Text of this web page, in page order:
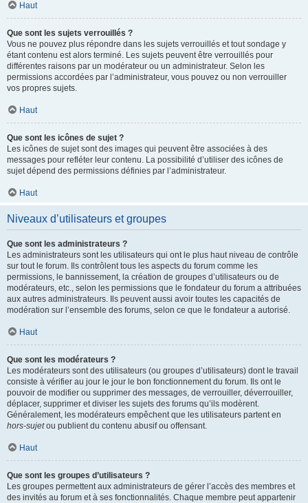
Haut
Que sont les sujets verrouillés ?
Vous ne pouvez plus répondre dans les sujets verrouillés et tout sondage y
étant contenu est alors terminé. Les sujets peuvent être verrouillés pour
différentes raisons par un modérateur ou un administrateur. Selon les
permissions accordées par l’administrateur, vous pouvez ou non verrouiller
vos propres sujets.
Haut
Que sont les icônes de sujet ?
Les icônes de sujet sont des images qui peuvent être associées à des
messages pour refléter leur contenu. La possibilité d’utiliser des icônes de
sujet dépend des permissions définies par l’administrateur.
Haut
Niveaux d’utilisateurs et groupes
Que sont les administrateurs ?
Les administrateurs sont les utilisateurs qui ont le plus haut niveau de contrôle
sur tout le forum. Ils contrôlent tous les aspects du forum comme les
permissions, le bannissement, la création de groupes d’utilisateurs ou de
modérateurs, etc., selon les permissions que le fondateur du forum a attribuées
aux autres administrateurs. Ils peuvent aussi avoir toutes les capacités de
modération sur l’ensemble des forums, selon ce que le fondateur a autorisé.
Haut
Que sont les modérateurs ?
Les modérateurs sont des utilisateurs (ou groupes d’utilisateurs) dont le travail
consiste à vérifier au jour le jour le bon fonctionnement du forum. Ils ont le
pouvoir de modifier ou supprimer des messages, de verrouiller, déverrouiller,
déplacer, supprimer et diviser les sujets des forums qu’ils modèrent.
Généralement, les modérateurs empêchent que les utilisateurs partent en
hors-sujetou publient du contenu abusif ou offensant.
Haut
Que sont les groupes d’utilisateurs ?
Les groupes permettent aux administrateurs de gérer l’accès des membres et
des invités au forum et à ses fonctionnalités. Chaque membre peut appartenir